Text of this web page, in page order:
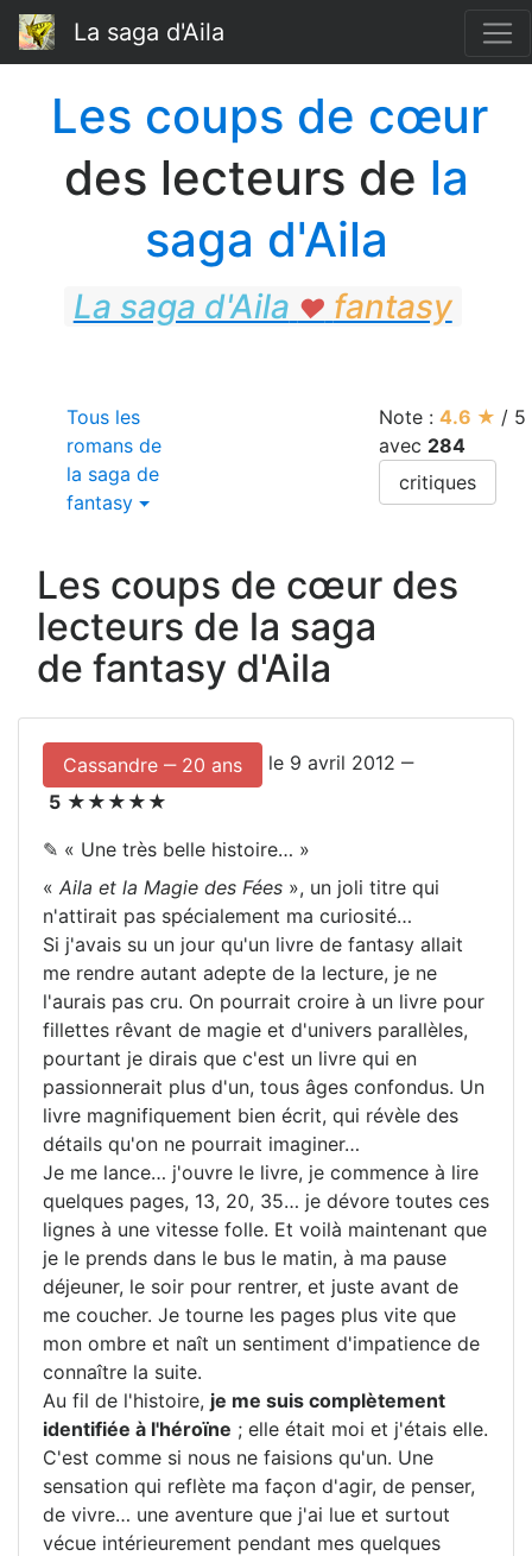
La saga d'Aila
Les coups de cœur
des lecteurs de la
saga d'Aila
La saga d'Aila ♥ fantasy
Tous les
romans de
la saga de
fantasy
Note : 4.6 ★ / 5
avec 284
critiques
Les coups de cœur des
lecteurs de la saga
de fantasy d'Aila
Cassandre ‒ 20 ans le 9 avril 2012 ‒
5 ★★★★★
✎ « Une très belle histoire… »
« Aila et la Magie des Fées », un joli titre qui
n'attirait pas spécialement ma curiosité…
Si j'avais su un jour qu'un livre de fantasy allait
me rendre autant adepte de la lecture, je ne
l'aurais pas cru. On pourrait croire à un livre pour
fillettes rêvant de magie et d'univers parallèles,
pourtant je dirais que c'est un livre qui en
passionnerait plus d'un, tous âges confondus. Un
livre magnifiquement bien écrit, qui révèle des
détails qu'on ne pourrait imaginer…
Je me lance… j'ouvre le livre, je commence à lire
quelques pages, 13, 20, 35… je dévore toutes ces
lignes à une vitesse folle. Et voilà maintenant que
je le prends dans le bus le matin, à ma pause
déjeuner, le soir pour rentrer, et juste avant de
me coucher. Je tourne les pages plus vite que
mon ombre et naît un sentiment d'impatience de
connaître la suite.
Au fil de l'histoire, je me suis complètement
identifiée à l'héroïne ; elle était moi et j'étais elle.
C'est comme si nous ne faisions qu'un. Une
sensation qui reflète ma façon d'agir, de penser,
de vivre… une aventure que j'ai lue et surtout
vécue intérieurement pendant mes quelques